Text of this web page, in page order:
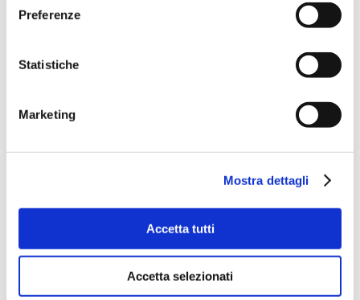
Preferenze
Statistiche
Marketing
Mostra dettagli
Accetta tutti
Accetta selezionati